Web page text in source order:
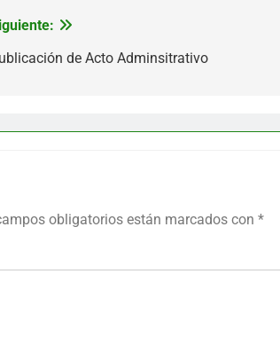
de Acto Adminsitrativo
obligatorios están marcados con *